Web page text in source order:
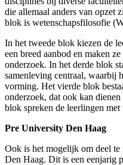
die allemaal anders van opzet
blok is wetenschapsfilosofie
In het tweede blok kiezen de
een breed aanbod en maken
onderzoek. In het derde blok
samenleving centraal, waarbij
vorming. Het vierde blok
onderzoek, dat ook kan
blok spreken de leerlingen
Pre University Den Haag
Ook is het mogelijk om deel
Den Haag. Dit is een eenjarig